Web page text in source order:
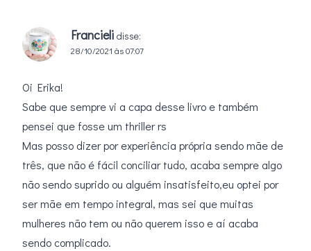
Francieli disse:
28/10/2021 às 07:07
Oi Erika!
Sabe que sempre vi a capa desse livro e também
pensei que fosse um thriller rs
Mas posso dizer por experiência própria sendo mãe de
três, que não é fácil conciliar tudo, acaba sempre algo
não sendo suprido ou alguém insatisfeito,eu optei por
ser mãe em tempo integral, mas sei que muitas
mulheres não tem ou não querem isso e aí acaba
sendo complicado.